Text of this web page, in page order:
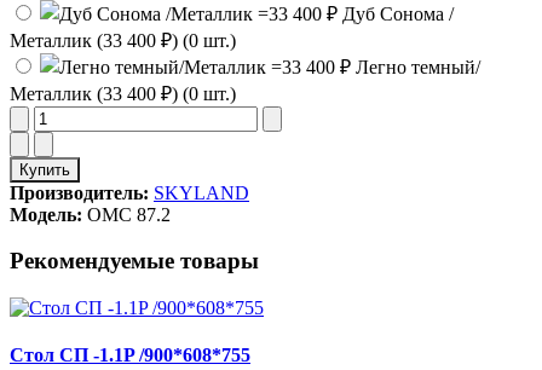
Дуб Сонома /
Металлик (33 400 ₽) (0 шт.)
Легно темный/
Металлик (33 400 ₽) (0 шт.)
Купить
Производитель: SKYLAND
Модель: OMC 87.2
Рекомендуемые товары
Стол СП -1.1P /900*608*755